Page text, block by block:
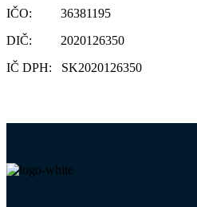
IČO: 36381195
DIČ: 2020126350
IČ DPH: SK2020126350